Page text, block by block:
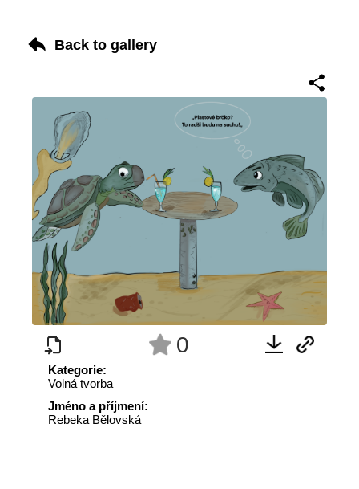
Back to gallery
0
Kategorie:
Volná tvorba
Jméno a příjmení:
Rebeka Bělovská